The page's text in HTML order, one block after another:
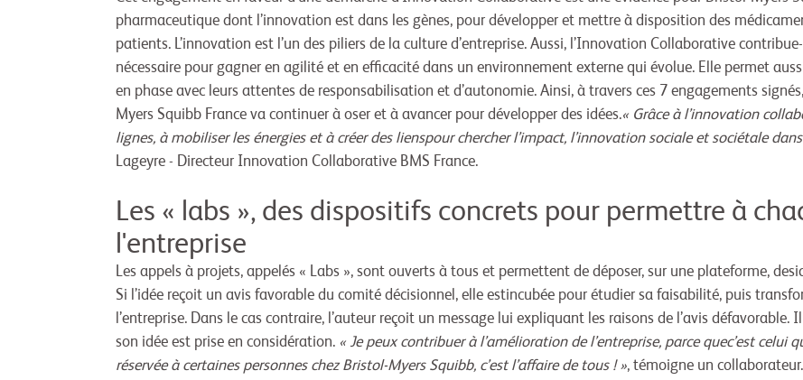
pharmaceutique dont l’innovation est dans les gènes, pour développer et mettre à disposition des
patients. L’innovation est l’un des piliers de la culture d’entreprise. Aussi, l’Innovation Collaborative
nécessaire pour gagner en agilité et en efficacité dans un environnement externe qui évolue. Elle permet
en phase avec leurs attentes de responsabilisation et d’autonomie. Ainsi, à travers ces 7 engagements
Myers Squibb France va continuer à oser et à avancer pour développer des idées.« Grâce à l’innovation
lignes, à mobiliser les énergies et à créer des lienspour chercher l’impact, l’innovation sociale et sociétale
Lageyre - Directeur Innovation Collaborative BMS France.
Les « labs », des dispositifs concrets pour permettre à
l'entreprise
Les appels à projets, appelés « Labs », sont ouverts à tous et permettent de déposer, sur une plateforme,
Si l’idée reçoit un avis favorable du comité décisionnel, elle estincubée pour étudier sa faisabilité, puis
l’entreprise. Dans le cas contraire, l’auteur reçoit un message lui expliquant les raisons de l’avis
son idée est prise en considération. « Je peux contribuer à l’amélioration de l’entreprise, parce quec’est celui
réservée à certaines personnes chez Bristol-Myers Squibb, c’est l’affaire de tous ! », témoigne un collaborateur.